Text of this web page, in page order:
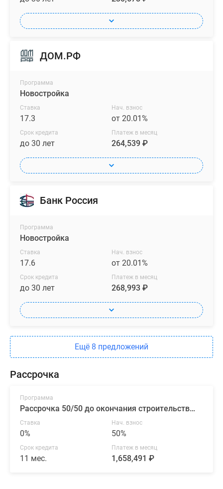
ДОМ.РФ
Программа
Новостройка
Ставка
17.3
Нач. взнос
от 20.01%
Срок кредита
до 30 лет
Платеж в месяц
264,539 ₽
Банк Россия
Программа
Новостройка
Ставка
17.6
Нач. взнос
от 20.01%
Срок кредита
до 30 лет
Платеж в месяц
268,993 ₽
Ещё 8 предложений
Рассрочка
Программа
Рассрочка 50/50 до окончания строительства от ГК «ПСК»
Ставка
0%
Нач. взнос
50%
Срок кредита
11 мес.
Платеж в месяц
1,658,491 ₽